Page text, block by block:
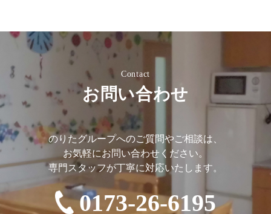
Contact
お問い合わせ
のりたグループへのご質問やご相談は、
お気軽にお問い合わせください。
専門スタッフが丁寧に対応いたします。
0173-26-6195